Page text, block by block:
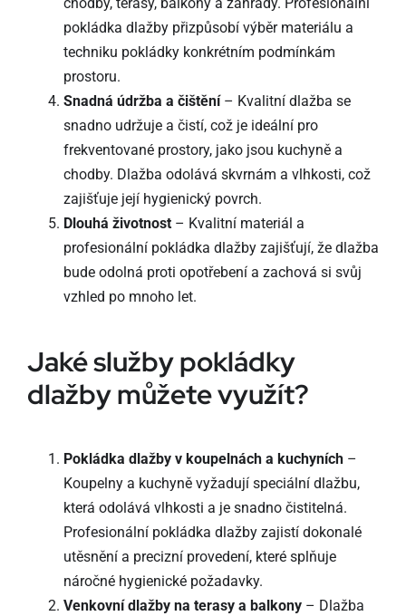
pokládka dlažby přizpůsobí výběr materiálu a
techniku pokládky konkrétním podmínkám
prostoru.
Snadná údržba a čištění– Kvalitní dlažba se
snadno udržuje a čistí, což je ideální pro
frekventované prostory, jako jsou kuchyně a
chodby. Dlažba odolává skvrnám a vlhkosti, což
zajišťuje její hygienický povrch.
Dlouhá životnost– Kvalitní materiál a
profesionální pokládka dlažby zajišťují, že dlažba
bude odolná proti opotřebení a zachová si svůj
vzhled po mnoho let.
Jaké služby pokládky
dlažby můžete využít?
Pokládka dlažby v koupelnách a kuchyních–
Koupelny a kuchyně vyžadují speciální dlažbu,
která odolává vlhkosti a je snadno čistitelná.
Profesionální pokládka dlažby zajistí dokonalé
utěsnění a precizní provedení, které splňuje
náročné hygienické požadavky.
Venkovní dlažby na terasy a balkony– Dlažba